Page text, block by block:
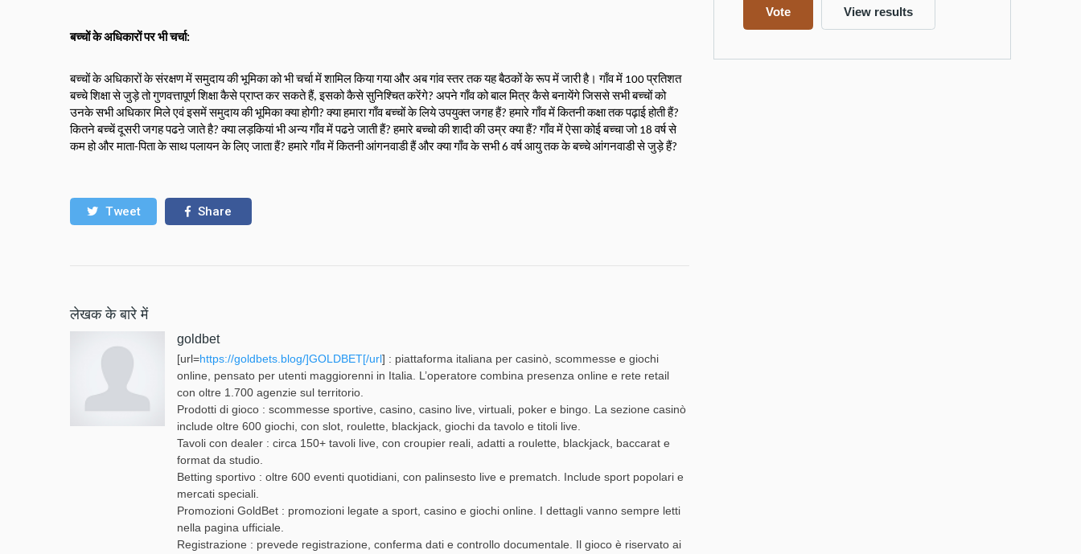
बच्चों के अधिकारों पर भी चर्चा:
बच्चों के अधिकारों के संरक्षण में समुदाय की भूमिका को भी चर्चा में शामिल किया गया और अब गांव स्तर तक यह बैठकों के रूप में जारी है। गाँव में 100 प्रतिशत
बच्चे शिक्षा से जुड़े तो गुणवत्तापूर्ण शिक्षा कैसे प्राप्त कर सकते हैं, इसको कैसे सुनिश्चित करेंगे? अपने गाँव को बाल मित्र कैसे बनायेंगे जिससे सभी बच्चों को
उनके सभी अधिकार मिले एवं इसमें समुदाय की भूमिका क्या होगी? क्या हमारा गाँव बच्चों के लिये उपयुक्त जगह हैं? हमारे गाँव में कितनी कक्षा तक पढ़ाई होती हैं?
कितने बच्चें दूसरी जगह पढऩे जाते है? क्या लड़कियां भी अन्य गाँव में पढऩे जाती हैं? हमारे बच्चो की शादी की उम्र क्या हैं? गाँव में ऐसा कोई बच्चा जो 18 वर्ष से
कम हो और माता-पिता के साथ पलायन के लिए जाता हैं? हमारे गाँव में कितनी आंगनवाडी हैं और क्या गाँव के सभी 6 वर्ष आयु तक के बच्चे आंगनवाडी से जुड़े हैं?
Tweet Share
लेखक के बारे में
goldbet
[url=https://goldbets.blog/]GOLDBET[/url] : piattaforma italiana per casinò, scommesse e giochi
online, pensato per utenti maggiorenni in Italia. L’operatore combina presenza online e rete retail
con oltre 1.700 agenzie sul territorio.
Prodotti di gioco : scommesse sportive, casino, casino live, virtuali, poker e bingo. La sezione casinò
include oltre 600 giochi, con slot, roulette, blackjack, giochi da tavolo e titoli live.
Tavoli con dealer : circa 150+ tavoli live, con croupier reali, adatti a roulette, blackjack, baccarat e
format da studio.
Betting sportivo : oltre 600 eventi quotidiani, con palinsesto live e prematch. Include sport popolari e
mercati speciali.
Promozioni GoldBet : promozioni legate a sport, casino e giochi online. I dettagli vanno sempre letti
nella pagina ufficiale.
Registrazione : prevede registrazione, conferma dati e controllo documentale. Il gioco è riservato ai